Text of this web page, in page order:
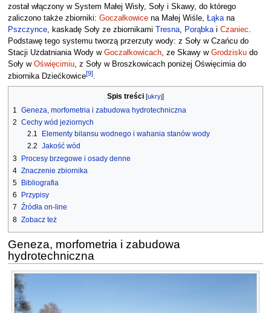
został włączony w System Małej Wisły, Soły i Skawy, do którego
zaliczono także zbiorniki: Goczałkowicena Małej Wiśle, Łąkana
Pszczynce, kaskadę Soły ze zbiornikami Tresna, Porąbkai Czaniec
Podstawę tego systemu tworzą przerzuty wody: z Soły w Czańcu do
Stacji Uzdatniania Wody w Goczałkowicach, ze Skawy w Grodziskudo
Soły w Oświęcimiu, z Soły w Broszkowicach poniżej Oświęcimia do
zbiornika Dziećkowice[9].
Spis treści
1 Geneza, morfometria i zabudowa hydrotechniczna
2 Cechy wód jeziornych
2.1
Elementy bilansu wodnego i wahania stanów wody
2.2 Jakość wód
3 Procesy brzegowe i osady denne
4 Znaczenie zbiornika
5
Bibliografia
6
Przypisy
7 Źródła on-line
8 Zobacz też
Geneza, morfometria i zabudowa
hydrotechniczna